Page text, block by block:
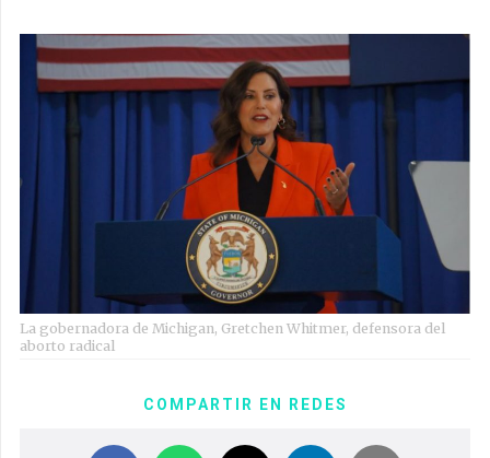
La gobernadora de Michigan, Gretchen Whitmer, defensora del
aborto radical
COMPARTIR EN REDES